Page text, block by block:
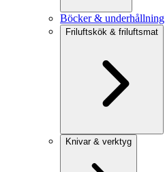
Böcker & underhållning
Friluftskök & friluftsmat
Knivar & verktyg